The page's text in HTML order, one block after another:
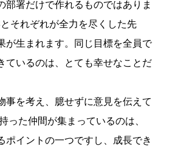
部署だけで作れるものではありま
それぞれが全力を尽くした先
が生まれます。同じ目標を全員で
ているのは、とても幸せなことだ
事を考え、臆せずに意見を伝えて
った仲間が集まっているのは、
ポイントの一つですし、成長でき